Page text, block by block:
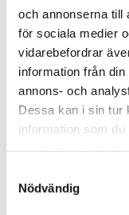
och annonserna till
för sociala medier
vidarebefordrar
information från
annons- och
Dessa kan i sin tur
information som
Nödvändig
fingret och få igång
15kr 39kr
i lager